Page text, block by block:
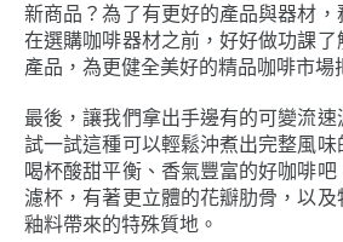
新商品？為了有更好的產品與器材，
在選購咖啡器材之前，好好做功課了
產品，為更健全美好的精品咖啡市場
最後，讓我們拿出手邊有的可變流速
試一試這種可以輕鬆沖煮出完整風味
喝杯酸甜平衡、香氣豐富的好咖啡吧
濾杯，有著更立體的花瓣肋骨，以及
釉料帶來的特殊質地。